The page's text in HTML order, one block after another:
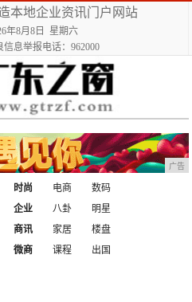
本地企业资讯门户网站
年8月8日 星期六
信息举报电话：962000
广告
时尚 电商
数码
企业
八卦
明星
商讯 家居
楼盘
微商
课程
出国